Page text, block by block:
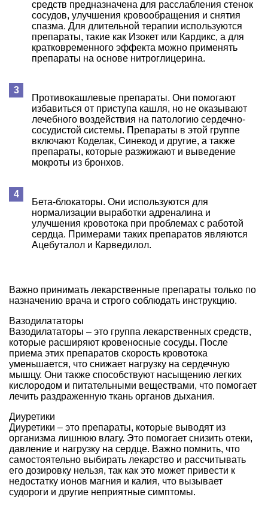
средств предназначена для расслабления стенок
сосудов, улучшения кровообращения и снятия
спазма. Для длительной терапии используются
препараты, такие как Изокет или Кардикс, а для
кратковременного эффекта можно применять
препараты на основе нитроглицерина.
Противокашлевые препараты. Они помогают
избавиться от приступа кашля, но не оказывают
лечебного воздействия на патологию сердечно-
сосудистой системы. Препараты в этой группе
включают Коделак, Синекод и другие, а также
препараты, которые разжижают и выведение
мокроты из бронхов.
Бета-блокаторы. Они используются для
нормализации выработки адреналина и
улучшения кровотока при проблемах с работой
сердца. Примерами таких препаратов являются
Ацебуталол и Карведилол.
Важно принимать лекарственные препараты только по
назначению врача и строго соблюдать инструкцию.
Вазодилататоры
Вазодилататоры – это группа лекарственных средств,
которые расширяют кровеносные сосуды. После
приема этих препаратов скорость кровотока
уменьшается, что снижает нагрузку на сердечную
мышцу. Они также способствуют насыщению легких
кислородом и питательными веществами, что помогает
лечить раздраженную ткань органов дыхания.
Диуретики
Диуретики – это препараты, которые выводят из
организма лишнюю влагу. Это помогает снизить отеки,
давление и нагрузку на сердце. Важно помнить, что
самостоятельно выбирать лекарство и рассчитывать
его дозировку нельзя, так как это может привести к
недостатку ионов магния и калия, что вызывает
судороги и другие неприятные симптомы.